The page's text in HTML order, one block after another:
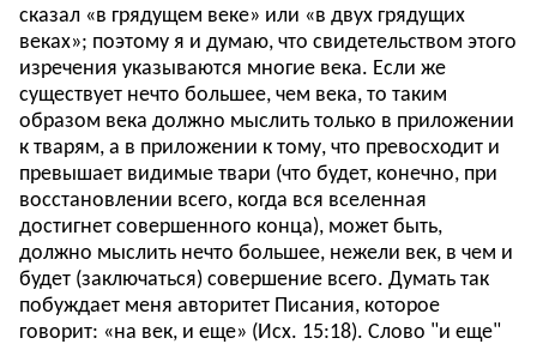
сказал «в грядущем веке» или «в двух грядущих
веках»; поэтому я и думаю, что свидетельством этого
изречения указываются многие века. Если же
существует нечто большее, чем века, то таким
образом века должно мыслить только в приложении
к тварям, а в приложении к тому, что превосходит и
превышает видимые твари (что будет, конечно, при
восстановлении всего, когда вся вселенная
достигнет совершенного конца), может быть,
должно мыслить нечто большее, нежели век, в чем и
будет (заключаться) совершение всего. Думать так
побуждает меня авторитет Писания, которое
говорит: «на век, и еще» (Исх. 15:18). Слово "и еще"